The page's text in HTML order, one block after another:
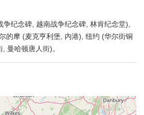
争纪念碑, 越南战争纪念碑, 林肯纪念堂),
的摩 (麦克亨利堡, 内港), 纽约 (华尔街铜
曼哈顿唐人街)。